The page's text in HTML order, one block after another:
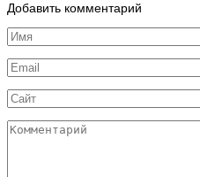
Добавить комментарий
Имя
*
Email
*
Сайт
Комментарий